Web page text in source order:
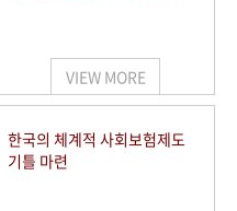
VIEW MORE
한국의 체계적 사회보험제도
기틀 마련